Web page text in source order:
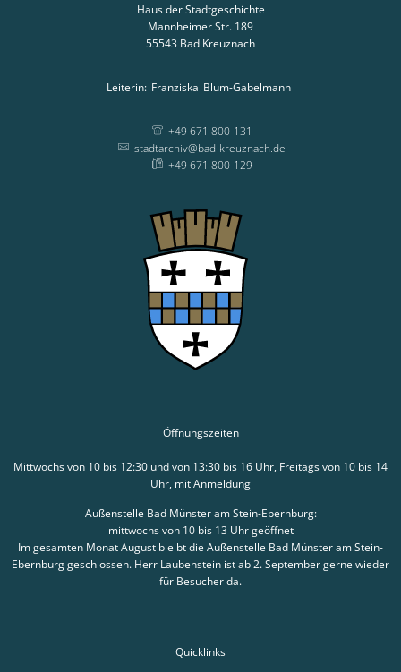
Haus der Stadtgeschichte
Mannheimer Str. 189
55543 Bad Kreuznach
Leiterin: Franziska Blum-Gabelmann
+49 671 800-131
stadtarchiv@bad-kreuznach.de
+49 671 800-129
Öffnungszeiten
Mittwochs von 10 bis 12:30 und von 13:30 bis 16 Uhr, Freitags von 10 bis 14
Uhr, mit Anmeldung
Außenstelle Bad Münster am Stein-Ebernburg:
mittwochs von 10 bis 13 Uhr geöffnet
Im gesamten Monat August bleibt die Außenstelle Bad Münster am Stein-
Ebernburg geschlossen. Herr Laubenstein ist ab 2. September gerne wieder
für Besucher da.
Quicklinks